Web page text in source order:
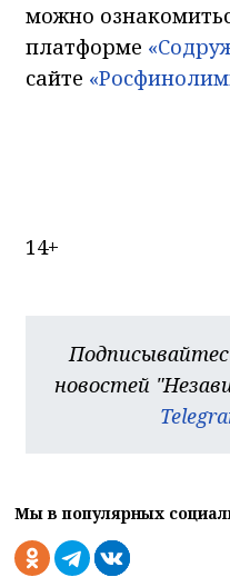
можно
платформе
сайте
14+
новостей
Мы в популярных